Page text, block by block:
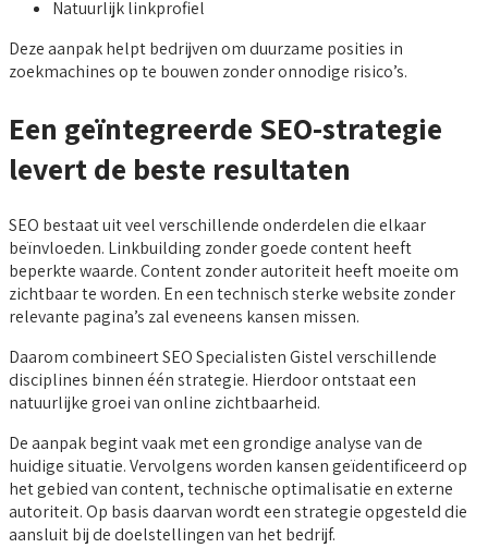
Natuurlijk linkprofiel
Deze aanpak helpt bedrijven om duurzame posities in
zoekmachines op te bouwen zonder onnodige risico’s.
Een geïntegreerde SEO-strategie
levert de beste resultaten
SEO bestaat uit veel verschillende onderdelen die elkaar
beïnvloeden. Linkbuilding zonder goede content heeft
beperkte waarde. Content zonder autoriteit heeft moeite om
zichtbaar te worden. En een technisch sterke website zonder
relevante pagina’s zal eveneens kansen missen.
Daarom combineert SEO Specialisten Gistel verschillende
disciplines binnen één strategie. Hierdoor ontstaat een
natuurlijke groei van online zichtbaarheid.
De aanpak begint vaak met een grondige analyse van de
huidige situatie. Vervolgens worden kansen geïdentificeerd op
het gebied van content, technische optimalisatie en externe
autoriteit. Op basis daarvan wordt een strategie opgesteld die
aansluit bij de doelstellingen van het bedrijf.